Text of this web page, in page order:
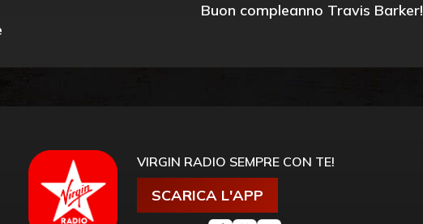
Buon compleanno Travis Barker!
VIRGIN RADIO SEMPRE CON TE!
SCARICA L'APP